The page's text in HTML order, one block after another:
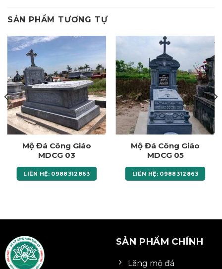
SẢN PHẨM TƯƠNG TỰ
Mộ Đá Công Giáo
MDCG 03
LIÊN HỆ: 0988312863
Mộ Đá Công Giáo
MDCG 05
LIÊN HỆ: 0988312863
SẢN PHẨM CHÍNH
Lăng mộ đá